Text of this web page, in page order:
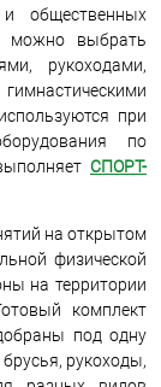
общественных
можно выбрать
рукоходами,
при
по
СПОРТ-
на открытом
физической
на территории
комплект
под одну
рукоходы,